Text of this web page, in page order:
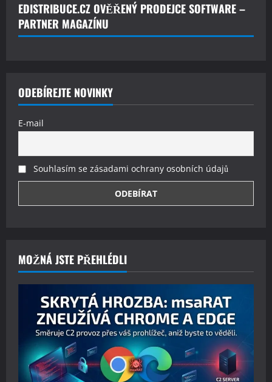
EDISTRIBUCE.CZ OVĚŘENÝ PRODEJCE SOFTWARE –
PARTNER MAGAZÍNU
ODEBÍREJTE NOVINKY
E-mail
Souhlasím se zásadami ochrany osobních údajů
MOŽNÁ JSTE PŘEHLÉDLI